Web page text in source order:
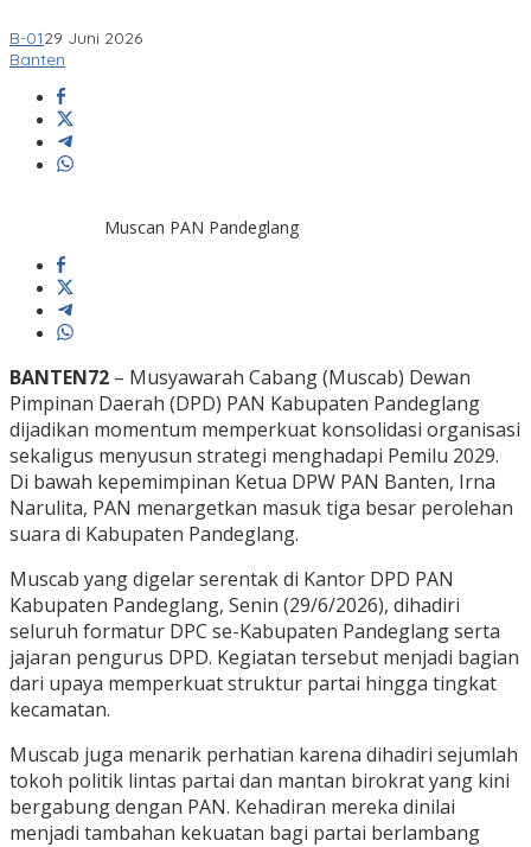
B-0129 Juni 2026
Banten
Muscan PAN Pandeglang
BANTEN72 – Musyawarah Cabang (Muscab) Dewan
Pimpinan Daerah (DPD) PAN Kabupaten Pandeglang
dijadikan momentum memperkuat konsolidasi organisasi
sekaligus menyusun strategi menghadapi Pemilu 2029.
Di bawah kepemimpinan Ketua DPW PAN Banten, Irna
Narulita, PAN menargetkan masuk tiga besar perolehan
suara di Kabupaten Pandeglang.
Muscab yang digelar serentak di Kantor DPD PAN
Kabupaten Pandeglang, Senin (29/6/2026), dihadiri
seluruh formatur DPC se-Kabupaten Pandeglang serta
jajaran pengurus DPD. Kegiatan tersebut menjadi bagian
dari upaya memperkuat struktur partai hingga tingkat
kecamatan.
Muscab juga menarik perhatian karena dihadiri sejumlah
tokoh politik lintas partai dan mantan birokrat yang kini
bergabung dengan PAN. Kehadiran mereka dinilai
menjadi tambahan kekuatan bagi partai berlambang